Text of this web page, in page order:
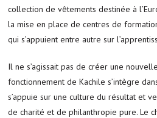
collection de vêtements destinée à
la mise en place de centres de
qui s’appuient entre autre sur
Il ne s’agissait pas de créer une
fonctionnement de Kachile s’intègre
s’appuie sur une culture du résultat et
de charité et de philanthropie pure. Le